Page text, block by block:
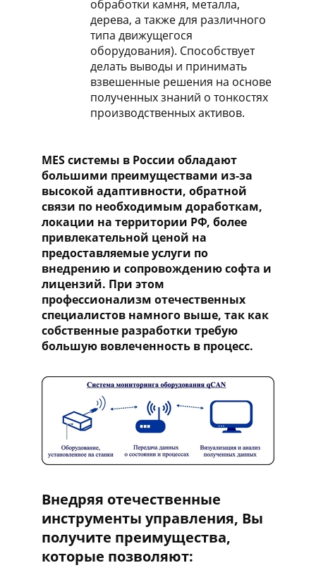
обработки камня, металла,
дерева, а также для различного
типа движущегося
оборудования). Способствует
делать выводы и принимать
взвешенные решения на основе
полученных знаний о тонкостях
производственных активов.
MES системы в России обладают
большими преимуществами из-за
высокой адаптивности, обратной
связи по необходимым доработкам,
локации на территории РФ, более
привлекательной ценой на
предоставляемые услуги по
внедрению и сопровождению софта и
лицензий. При этом
профессионализм отечественных
специалистов намного выше, так как
собственные разработки требую
большую вовлеченность в процесс.
Внедряя отечественные
инструменты управления, Вы
получите преимущества,
которые позволяют: